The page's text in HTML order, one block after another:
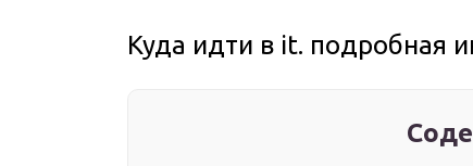
Куда идти в it. подробная